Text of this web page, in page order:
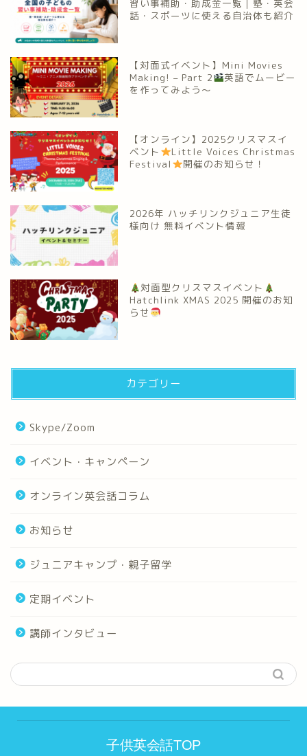
習い事補助・助成金一覧｜塾・英会
話・スポーツに使える自治体も紹介
【対面式イベント】Mini Movies
Making! – Part 2
英語でムービー
を作ってみよう～
【オンライン】2025クリスマスイ
ベント
Little Voices Christmas
Festival
開催のお知らせ！
2026年 ハッチリンクジュニア生徒
様向け 無料イベント情報
対面型クリスマスイベント
Hatchlink XMAS 2025 開催のお知
らせ
カテゴリー
Skype/Zoom
イベント・キャンペーン
オンライン英会話コラム
お知らせ
ジュニアキャンプ・親子留学
定期イベント
講師インタビュー
子供英会話TOP